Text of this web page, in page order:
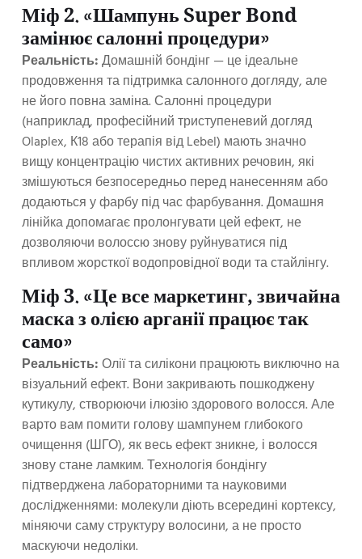
Міф 2. «Шампунь Super Bond
замінює салонні процедури»
Реальність:Домашній бондінг — це ідеальне
продовження та підтримка салонного догляду, але
не його повна заміна. Салонні процедури
(наприклад, професійний триступеневий догляд
Olaplex, К18 або терапія від Lebel) мають значно
вищу концентрацію чистих активних речовин, які
змішуються безпосередньо перед нанесенням або
додаються у фарбу під час фарбування. Домашня
лінійка допомагає пролонгувати цей ефект, не
дозволяючи волоссю знову руйнуватися під
впливом жорсткої водопровідної води та стайлінгу.
Міф 3. «Це все маркетинг, звичайна
маска з олією арганії працює так
само»
Реальність:Олії та силікони працюють виключно на
візуальний ефект. Вони закривають пошкоджену
кутикулу, створюючи ілюзію здорового волосся. Але
варто вам помити голову шампунем глибокого
очищення (ШГО), як весь ефект зникне, і волосся
знову стане ламким. Технологія бондінгу
підтверджена лабораторними та науковими
дослідженнями: молекули діють всередині кортексу,
міняючи саму структуру волосини, а не просто
маскуючи недоліки.